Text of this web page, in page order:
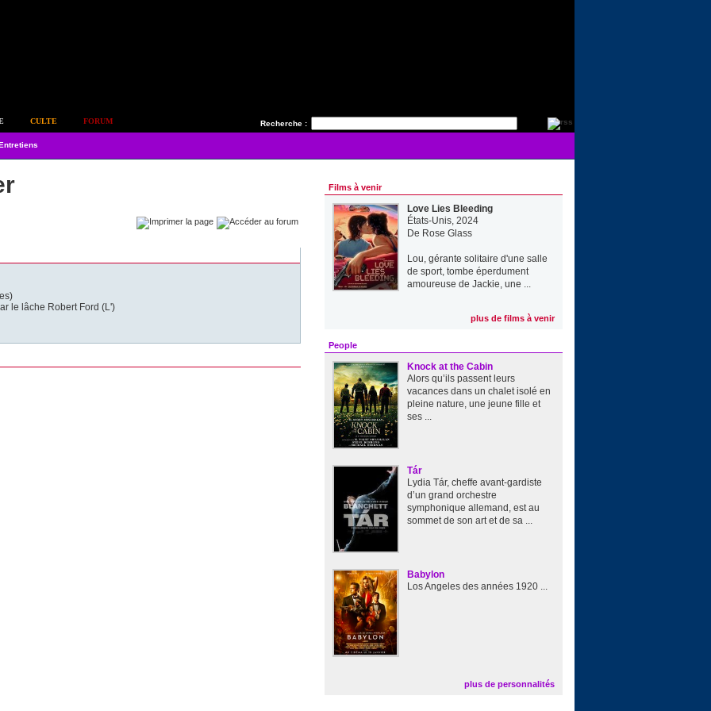
Recherche :
CULTE FORUM
le lâche Robert Ford (L')
Films à venir
Love Lies Bleeding
États-Unis, 2024
De Rose Glass
Lou, gérante solitaire d'une salle
de sport, tombe éperdument
amoureuse de Jackie, une ...
plus de films à venir
People
Knock at the Cabin
Alors qu’ils passent leurs
vacances dans un chalet isolé en
pleine nature, une jeune fille et
ses ...
Tár
Lydia Tár, cheffe avant-gardiste
d’un grand orchestre
symphonique allemand, est au
sommet de son art et de sa ...
Babylon
Los Angeles des années 1920 ...
plus de personnalités